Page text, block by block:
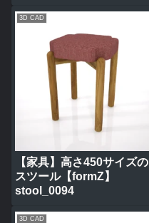
3D CAD
【家具】高さ450サイズの
スツール【formZ】
stool_0094
3D CAD